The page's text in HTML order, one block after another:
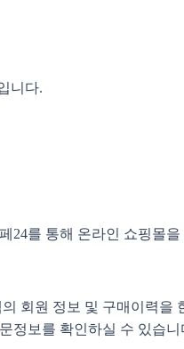
니다.
24를 통해 온라인 쇼핑몰
회원 정보 및 구매이력을
정보를 확인하실 수 있습니